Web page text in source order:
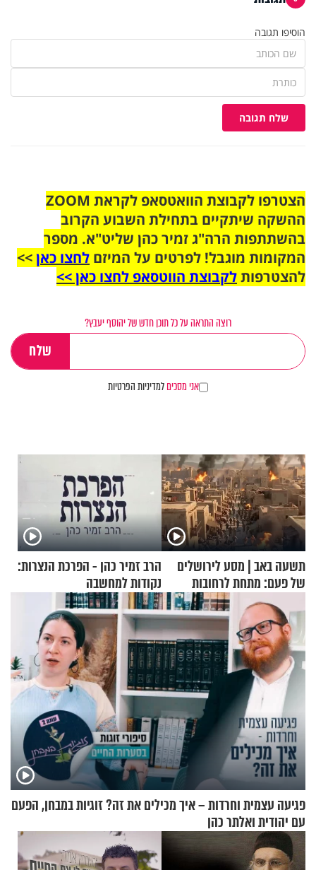
הוסיפו תגובה
שלח תגובה
הצטרפו לקבוצת הוואטסאפ לקראת ZOOM
ההשקה שיתקיים בתחילת השבוע הקרוב
בהשתתפות הרה"ג זמיר כהן שליט"א. מספר
המקומות מוגבל! לפרטים על המיזם לחצו כאן>>
להצטרפותלקבוצת הווטסאפ לחצו כאן >>
רוצה התראה על כל תוכן חדש של יהוסף יעבץ?
אני מסכיםלמדיניות הפרטיות
תשעה באב | מסע לירושלים
של פעם: מתחת לרחובות
ירושלים
הרב זמיר כהן - הפרכת הנצרות:
נקודות למחשבה
פגיעה עצמית וחרדות – איך מכילים את זה? זוגיות במבחן, הפעם
עם יהודית ואלתר כהן